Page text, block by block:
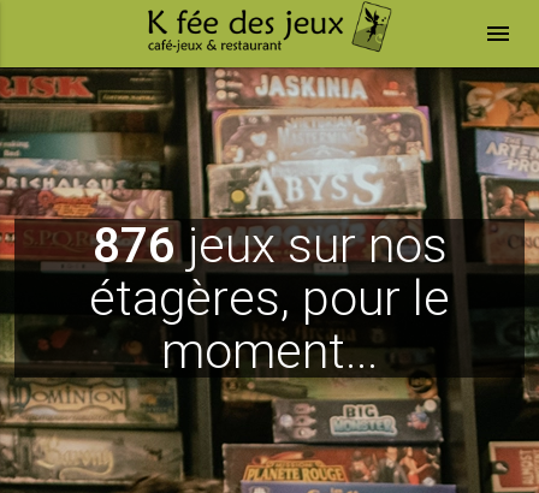
menu
876jeux sur nos
étagères, pour le
moment...